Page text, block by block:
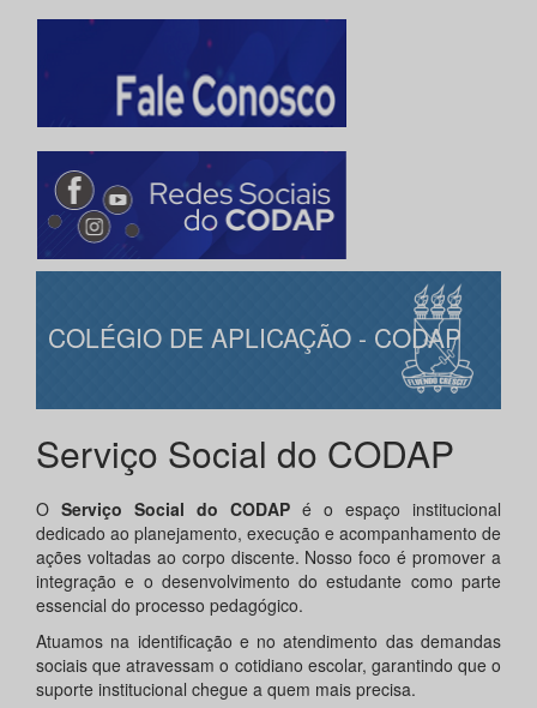
COLÉGIO DE APLICAÇÃO - CODAP
Serviço Social do CODAP
O Serviço Social do CODAP é o espaço institucional
dedicado ao planejamento, execução e acompanhamento de
ações voltadas ao corpo discente. Nosso foco é promover a
integração e o desenvolvimento do estudante como parte
essencial do processo pedagógico.
Atuamos na identificação e no atendimento das demandas
sociais que atravessam o cotidiano escolar, garantindo que o
suporte institucional chegue a quem mais precisa.